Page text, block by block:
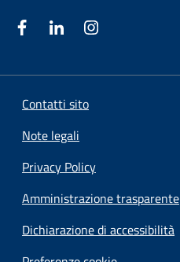
Contatti sito
Note legali
Privacy Policy
Amministrazione trasparente
Dichiarazione di accessibilità